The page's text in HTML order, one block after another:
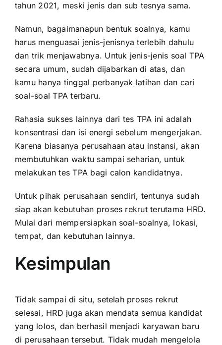
tahun 2021, meski jenis dan sub tesnya sama.
Namun, bagaimanapun bentuk soalnya, kamu
harus menguasai jenis-jenisnya terlebih dahulu
dan trik menjawabnya. Untuk jenis-jenis soal TPA
secara umum, sudah dijabarkan di atas, dan
kamu hanya tinggal perbanyak latihan dan cari
soal-soal TPA terbaru.
Rahasia sukses lainnya dari tes TPA ini adalah
konsentrasi dan isi energi sebelum mengerjakan.
Karena biasanya perusahaan atau instansi, akan
membutuhkan waktu sampai seharian, untuk
melakukan tes TPA bagi calon kandidatnya.
Untuk pihak perusahaan sendiri, tentunya sudah
siap akan kebutuhan proses rekrut terutama HRD.
Mulai dari mempersiapkan soal-soalnya, lokasi,
tempat, dan kebutuhan lainnya.
Kesimpulan
Tidak sampai di situ, setelah proses rekrut
selesai, HRD juga akan mendata semua kandidat
yang lolos, dan berhasil menjadi karyawan baru
di perusahaan tersebut. Tidak mudah mengelola